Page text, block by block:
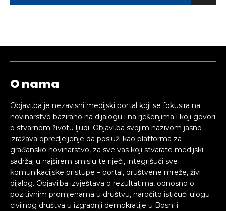
O nama
Objavi.ba je nezavisni medijski portal koji se fokusira na
novinarstvo bazirano na dijalogu i na rješenjima i koji govori
o stvarnom životu ljudi. Objavi.ba svojim nazivom jasno
izražava opredjeljenje da posluži kao platforma za
građansko novinarstvo, za sve vas koji stvarate medijski
sadržaj u najširem smislu te riječi, integrišući sve
komunikacijske pristupe – portal, društvene mreže, živi
dijalog. Objavi.ba izvještava o rezultatima, odnosno o
pozitivnim promjenama u društvu, naročito ističući ulogu
civilnog društva u izgradnji demokratije u Bosni i